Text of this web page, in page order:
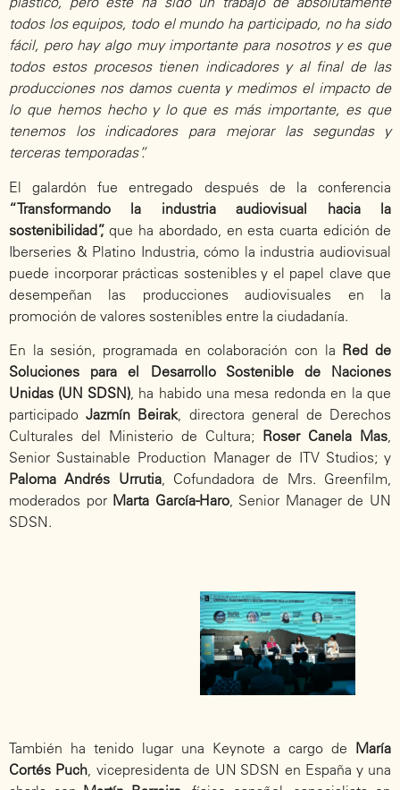
todos los equipos, todo el mundo ha participado, no ha sido
fácil, pero hay algo muy importante para nosotros y es que
todos estos procesos tienen indicadores y al final de las
producciones nos damos cuenta y medimos el impacto de
lo que hemos hecho y lo que es más importante, es que
tenemos los indicadores para mejorar las segundas y
terceras temporadas”.
El galardón fue entregado después de la conferencia
“Transformando la industria audiovisual hacia la
sostenibilidad”, que ha abordado, en esta cuarta edición de
Iberseries & Platino Industria, cómo la industria audiovisual
puede incorporar prácticas sostenibles y el papel clave que
desempeñan las producciones audiovisuales en la
promoción de valores sostenibles entre la ciudadanía.
En la sesión, programada en colaboración con la Red de
Soluciones para el Desarrollo Sostenible de Naciones
Unidas (UN SDSN), ha habido una mesa redonda en la que
participadoJazmín Beirak, directora general de Derechos
Culturales del Ministerio de Cultura; Roser Canela Mas
Senior Sustainable Production Manager de ITV Studios; y
Paloma Andrés Urrutia, Cofundadora de Mrs. Greenfilm,
moderados por Marta García-Haro , Senior Manager de UN
SDSN.
También ha tenido lugar una Keynote a cargo de María
Cortés Puch, vicepresidenta de UN SDSN en España y una